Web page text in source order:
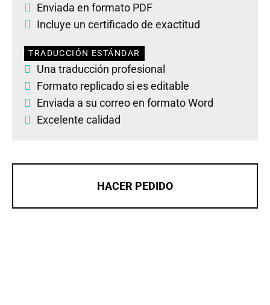
Enviada en formato PDF
Incluye un certificado de exactitud
TRADUCCIÓN ESTÁNDAR
Una traducción profesional
Formato replicado si es editable
Enviada a su correo en formato Word
Excelente calidad
HACER PEDIDO